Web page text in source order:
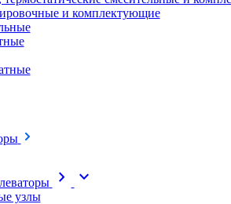
и комплектующие
chevron_right expand_more
узлы